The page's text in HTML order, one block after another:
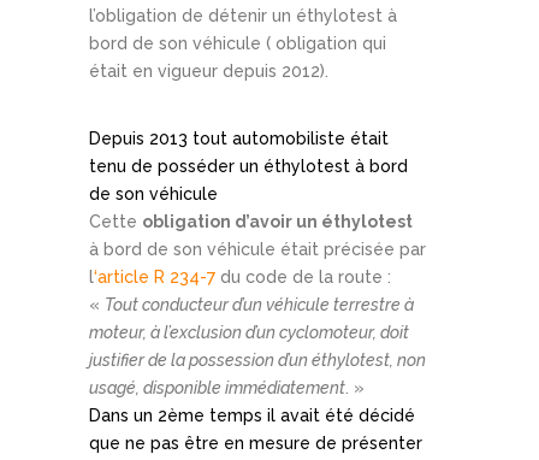
l’obligation de détenir un éthylotest à
bord de son véhicule ( obligation qui
était en vigueur depuis 2012).
Depuis 2013 tout automobiliste était
tenu de posséder un éthylotest à bord
de son véhicule
Cette obligation d’avoir un éthylotest
à bord de son véhicule était précisée par
l‘article R 234-7 du code de la route :
« Tout conducteur d’un véhicule terrestre à
moteur, à l’exclusion d’un cyclomoteur, doit
justifier de la possession d’un éthylotest, non
usagé, disponible immédiatement. »
Dans un 2ème temps il avait été décidé
que ne pas être en mesure de présenter